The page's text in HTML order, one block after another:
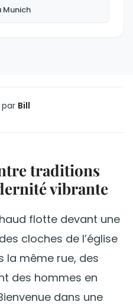
Munich
Bill
traditions
vibrante
flotte devant une
cloches de l’église
la même rue, des
des hommes en
dans une